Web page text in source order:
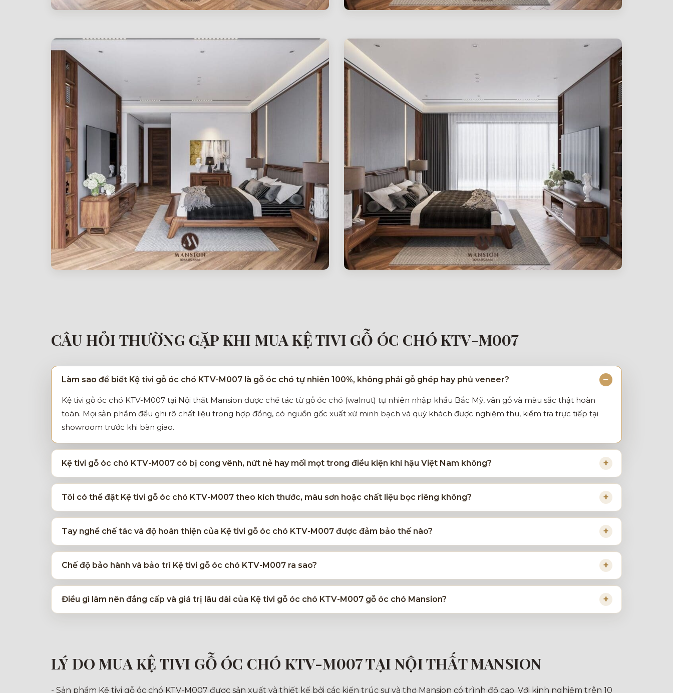
CÂU HỎI THƯỜNG GẶP KHI MUA KỆ TIVI GỖ ÓC CHÓ KTV-M007
Làm sao để biết Kệ tivi gỗ óc chó KTV-M007 là gỗ óc chó tự nhiên 100%, không phải gỗ ghép hay phủ veneer?
Kệ tivi gỗ óc chó KTV-M007 tại Nội thất Mansion được chế tác từ gỗ óc chó (walnut) tự nhiên nhập khẩu Bắc Mỹ, vân gỗ và màu sắc thật hoàn
toàn. Mọi sản phẩm đều ghi rõ chất liệu trong hợp đồng, có nguồn gốc xuất xứ minh bạch và quý khách được nghiệm thu, kiểm tra trực tiếp tại
showroom trước khi bàn giao.
Kệ tivi gỗ óc chó KTV-M007 có bị cong vênh, nứt nẻ hay mối mọt trong điều kiện khí hậu Việt Nam không?
Tôi có thể đặt Kệ tivi gỗ óc chó KTV-M007 theo kích thước, màu sơn hoặc chất liệu bọc riêng không?
Tay nghề chế tác và độ hoàn thiện của Kệ tivi gỗ óc chó KTV-M007 được đảm bảo thế nào?
Chế độ bảo hành và bảo trì Kệ tivi gỗ óc chó KTV-M007 ra sao?
Điều gì làm nên đẳng cấp và giá trị lâu dài của Kệ tivi gỗ óc chó KTV-M007 gỗ óc chó Mansion?
LÝ DO MUA KỆ TIVI GỖ ÓC CHÓ KTV-M007 TẠI NỘI THẤT MANSION
- Sản phẩm Kệ tivi gỗ óc chó KTV-M007 được sản xuất và thiết kế bởi các kiến trúc sư và thợ Mansion có trình độ cao. Với kinh nghiệm trên 10